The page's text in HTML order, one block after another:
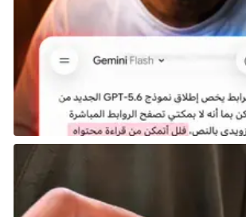
صخورًا مشتعلة في جميع أنحاء هذا
من الضروري مراقبة السماء إذا
صخرة عملاقة من الحمم البركانية!
من الصخور العملاقة تحاول قتلك في